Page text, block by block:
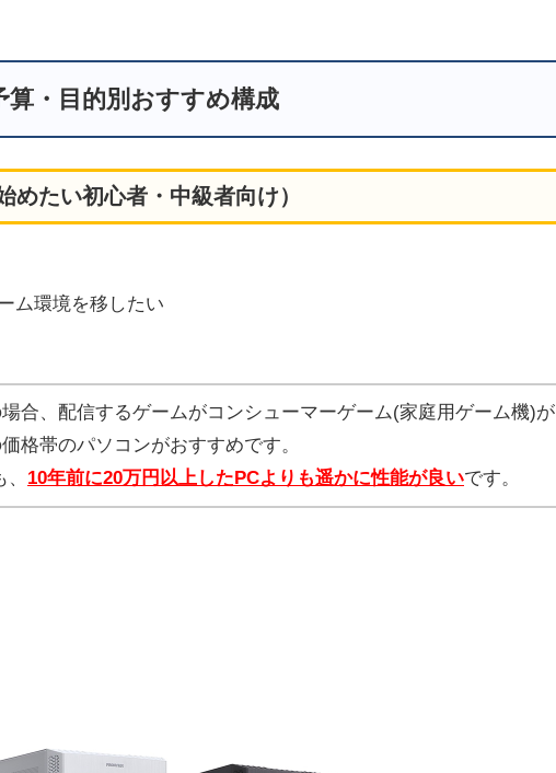
算・目的別おすすめ構成
たい初心者・中級者向け）
ム環境を移したい
合、配信するゲームがコンシューマーゲーム(家庭用ゲーム機)が
格帯のパソコンがおすすめです。
10年前に20万円以上したPCよりも遥かに性能が良いです。